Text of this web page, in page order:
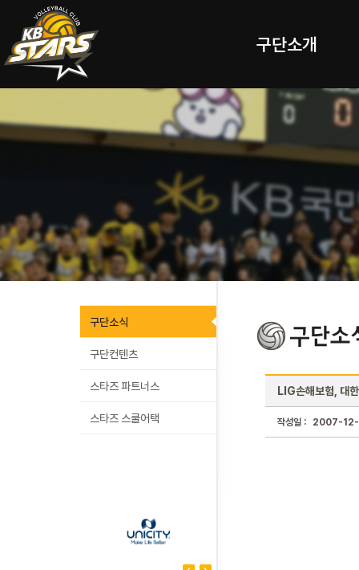
구단소개
구단소식
구단컨텐츠
스타즈 파트너스
스타즈 스쿨어택
LIG손해보험, 대
작성일 : 2007-